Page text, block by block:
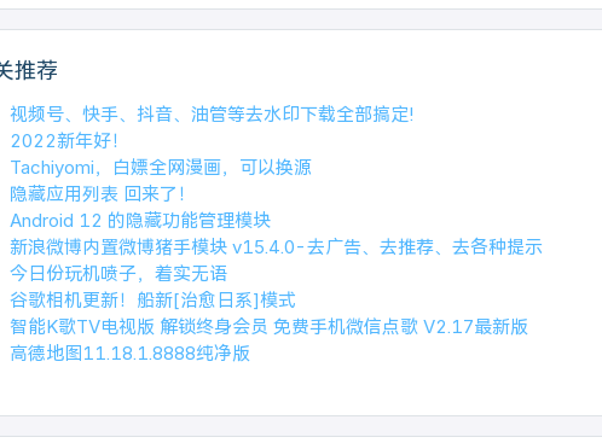
推荐
视频号、快手、抖音、油管等去水印下载全部搞定!
2022新年好！
Tachiyomi，白嫖全网漫画，可以换源
隐藏应用列表 回来了！
Android 12 的隐藏功能管理模块
新浪微博内置微博猪手模块 v15.4.0-去广告、去推荐、去各种提示
今日份玩机喷子，着实无语
谷歌相机更新！船新[治愈日系]模式
智能K歌TV电视版 解锁终身会员 免费手机微信点歌 V2.17最新版
高德地图11.18.1.8888纯净版